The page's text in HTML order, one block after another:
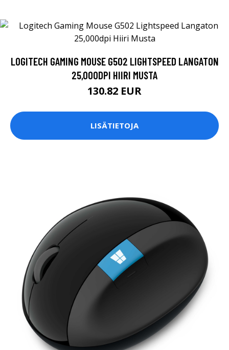
LOGITECH GAMING MOUSE G502 LIGHTSPEED LANGATON
25,000DPI HIIRI MUSTA
130.82 EUR
LISÄTIETOJA